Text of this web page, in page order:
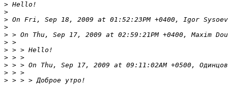
>
>
>
>
>
>
>
>
>
>
>